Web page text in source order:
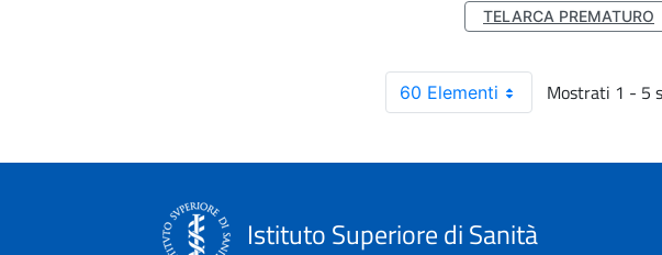
TELARCA PREMATURO
60 Elementi Mostrati 1 - 5
Istituto Superiore di Sanità